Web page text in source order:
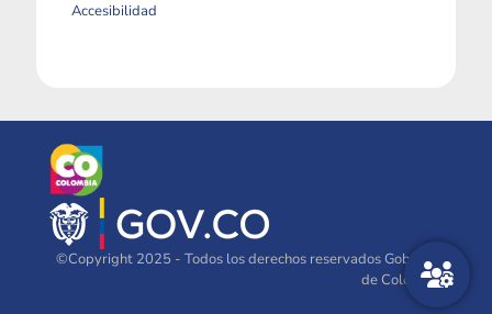
Accesibilidad
©Copyright 2025 - Todos los derechos reservados Gobierno
de Colombia